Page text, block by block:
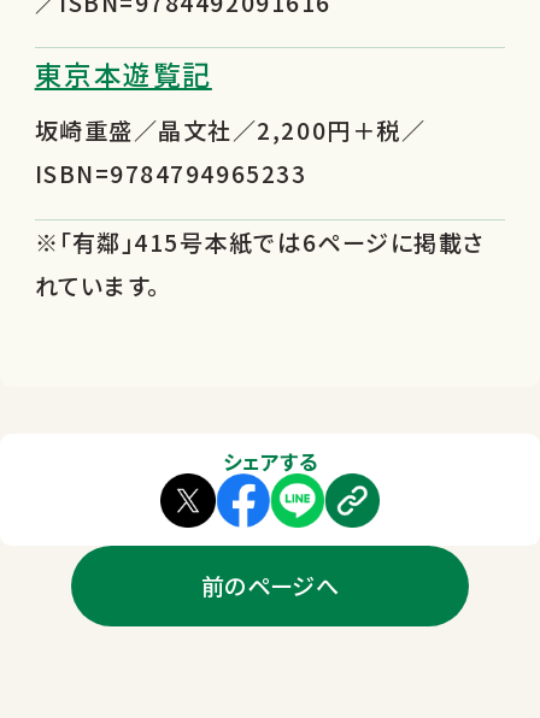
東京本遊覧記
坂崎重盛／晶文社／2,200円＋税／
ISBN=9784794965233
※「有鄰」415号本紙では6ページに掲載さ
れています。
シェアする
前のページへ